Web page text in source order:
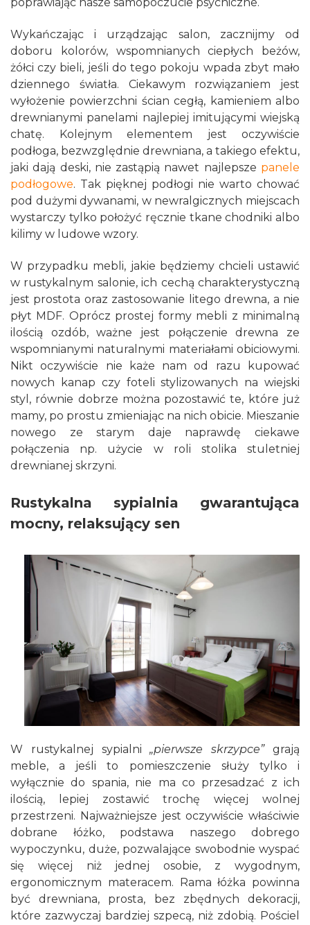
Wykańczając i urządzając salon, zacznijmy od
doboru kolorów, wspomnianych ciepłych beżów,
żółci czy bieli, jeśli do tego pokoju wpada zbyt mało
dziennego światła. Ciekawym rozwiązaniem jest
wyłożenie powierzchni ścian cegłą, kamieniem albo
drewnianymi panelami najlepiej imitującymi wiejską
chatę. Kolejnym elementem jest oczywiście
podłoga, bezwzględnie drewniana, a takiego efektu,
jaki dają deski, nie zastąpią nawet najlepsze panele
podłogowe. Tak pięknej podłogi nie warto chować
pod dużymi dywanami, w newralgicznych miejscach
wystarczy tylko położyć ręcznie tkane chodniki albo
kilimy w ludowe wzory.
W przypadku mebli, jakie będziemy chcieli ustawić
w rustykalnym salonie, ich cechą charakterystyczną
jest prostota oraz zastosowanie litego drewna, a nie
płyt MDF. Oprócz prostej formy mebli z minimalną
ilością ozdób, ważne jest połączenie drewna ze
wspomnianymi naturalnymi materiałami obiciowymi.
Nikt oczywiście nie każe nam od razu kupować
nowych kanap czy foteli stylizowanych na wiejski
styl, równie dobrze można pozostawić te, które już
mamy, po prostu zmieniając na nich obicie. Mieszanie
nowego ze starym daje naprawdę ciekawe
połączenia np. użycie w roli stolika stuletniej
drewnianej skrzyni.
Rustykalna sypialnia gwarantująca
mocny, relaksujący sen
W rustykalnej sypialni„pierwsze skrzypce”grają
meble, a jeśli to pomieszczenie służy tylko i
wyłącznie do spania, nie ma co przesadzać z ich
ilością, lepiej zostawić trochę więcej wolnej
przestrzeni. Najważniejsze jest oczywiście właściwie
dobrane łóżko, podstawa naszego dobrego
wypoczynku, duże, pozwalające swobodnie wyspać
się więcej niż jednej osobie, z wygodnym,
ergonomicznym materacem. Rama łóżka powinna
być drewniana, prosta, bez zbędnych dekoracji,
które zazwyczaj bardziej szpecą, niż zdobią. Pościel